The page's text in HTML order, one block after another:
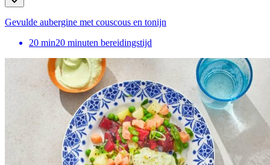
Gevulde aubergine met couscous en tonijn
20 min20 minuten bereidingstijd